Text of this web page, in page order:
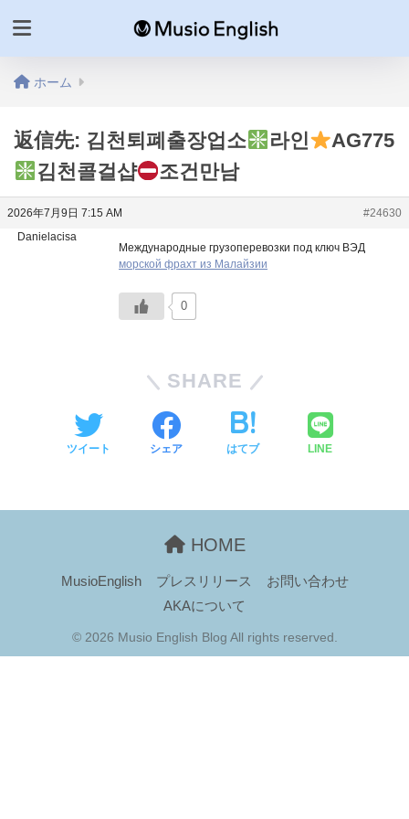
ホーム
返信先: 김천퇴폐출장업소 라인
AG775
김천콜걸샵
조건만남
2026年7月9日 7:15 AM
#24630
Danielacisa
Международные грузоперевозки под ключ ВЭД
морской фрахт из Малайзии
0
SHARE
ツイート シェア はてブ LINE
HOME
MusioEnglish プレスリリース
お問い合わせ
AKAについて
© 2026 Musio English Blog All rights reserved.